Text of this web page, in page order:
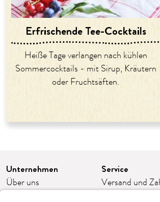
Erfrischende Tee-Cocktails
Heiße Tage verlangen nach kühlen
Sommercocktails - mit Sirup, Kräutern
oder Fruchtsäften.
Unternehmen
Über uns
Service
Versand und